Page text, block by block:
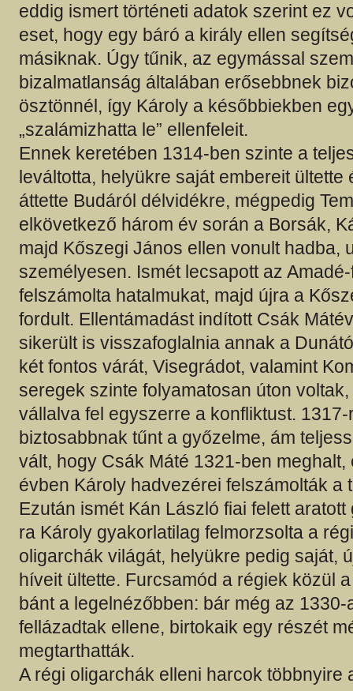
eddig ismert történeti adatok szerint ez
eset, hogy egy báró a király ellen
másiknak. Úgy tűnik, az egymással
bizalmatlanság általában erősebbnek
ösztönnél, így Károly a későbbiekben
„szalámizhatta le” ellenfeleit.
Ennek keretében 1314-ben szinte a
leváltotta, helyükre saját embereit
áttette Budáról délvidékre, mégpedig
elkövetkező három év során a Borsák,
majd Kőszegi János ellen vonult hadba,
személyesen. Ismét lecsapott az
felszámolta hatalmukat, majd újra a
fordult. Ellentámadást indított Csák
sikerült is visszafoglalnia annak a
két fontos várát, Visegrádot, valamint
seregek szinte folyamatosan úton
vállalva fel egyszerre a konfliktust.
biztosabbnak tűnt a győzelme, ám
vált, hogy Csák Máté 1321-ben
évben Károly hadvezérei felszámolták a
Ezután ismét Kán László fiai felett
ra Károly gyakorlatilag felmorzsolta a
oligarchák világát, helyükre pedig saját,
híveit ültette. Furcsamód a régiek közül
bánt a legelnézőbben: bár még az
fellázadtak ellene, birtokaik egy részét
megtarthatták.
A régi oligarchák elleni harcok többnyire